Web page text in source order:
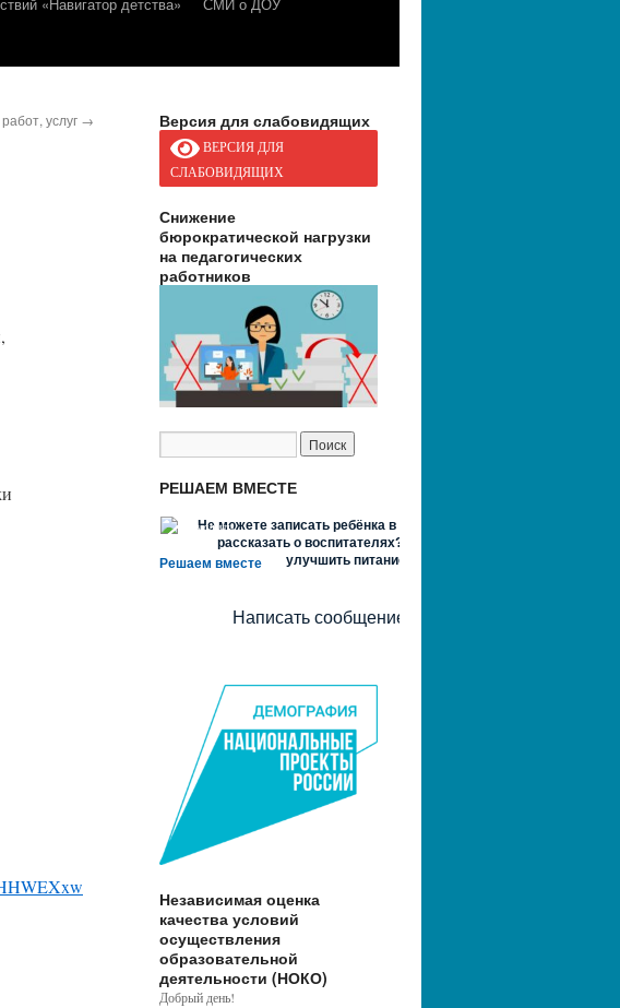
услуг → Версия для слабовидящих
ВЕРСИЯ ДЛЯ
СЛАБОВИДЯЩИХ
Снижение
бюрократической нагрузки
на педагогических
работников
РЕШАЕМ ВМЕСТЕ
Решаем вместе
Не можете записать ребёнка в сад? Хотите
рассказать о воспитателях? Знаете, как
улучшить питание и занятия?
Написать сообщение
Независимая оценка
качества условий
осуществления
образовательной
деятельности (НОКО)
Добрый день!